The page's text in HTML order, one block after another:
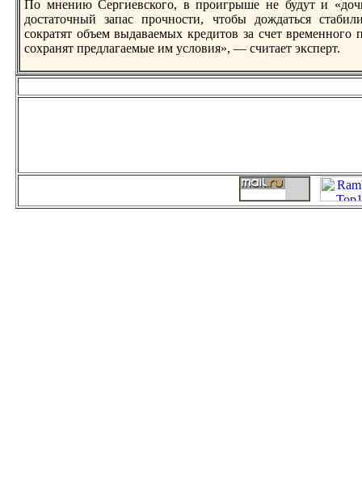
По мнению Сергиевского, в проигрыше не будут и
достаточный запас прочности, чтобы дождаться
сократят объем выдаваемых крeдитов за счет
сохранят прeдлагаемые им условия», — считает эксперт.